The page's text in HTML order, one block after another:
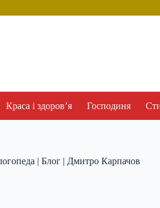
Краса і здоров’я Господиня
| Блог | Дмитро Карпачов